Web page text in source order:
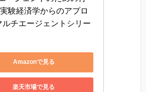
験経済学からのアプロ
ルチエージェントシリー
Amazonで見る
楽天市場で見る